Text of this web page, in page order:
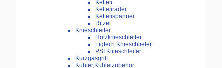
Ketten
Kettenräder
Kettenspanner
Ritzel
Knieschleifer
Holzknieschleifer
Ligtech Knieschliefer
PSI Knieschleifer
Kurzgasgriff
Kühler,Kühlerzubehör